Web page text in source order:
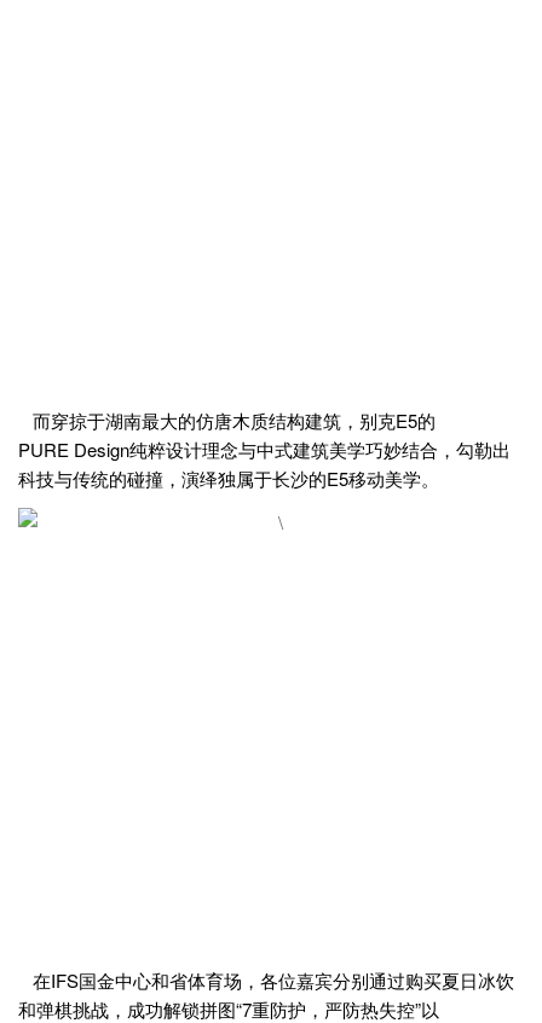
而穿掠于湖南最大的仿唐木质结构建筑，别克E5的
PURE Design纯粹设计理念与中式建筑美学巧妙结合，勾勒出
科技与传统的碰撞，演绎独属于长沙的E5移动美学。
在IFS国金中心和省体育场，各位嘉宾分别通过购买夏日冰饮
和弹棋挑战，成功解锁拼图“7重防护，严防热失控”以